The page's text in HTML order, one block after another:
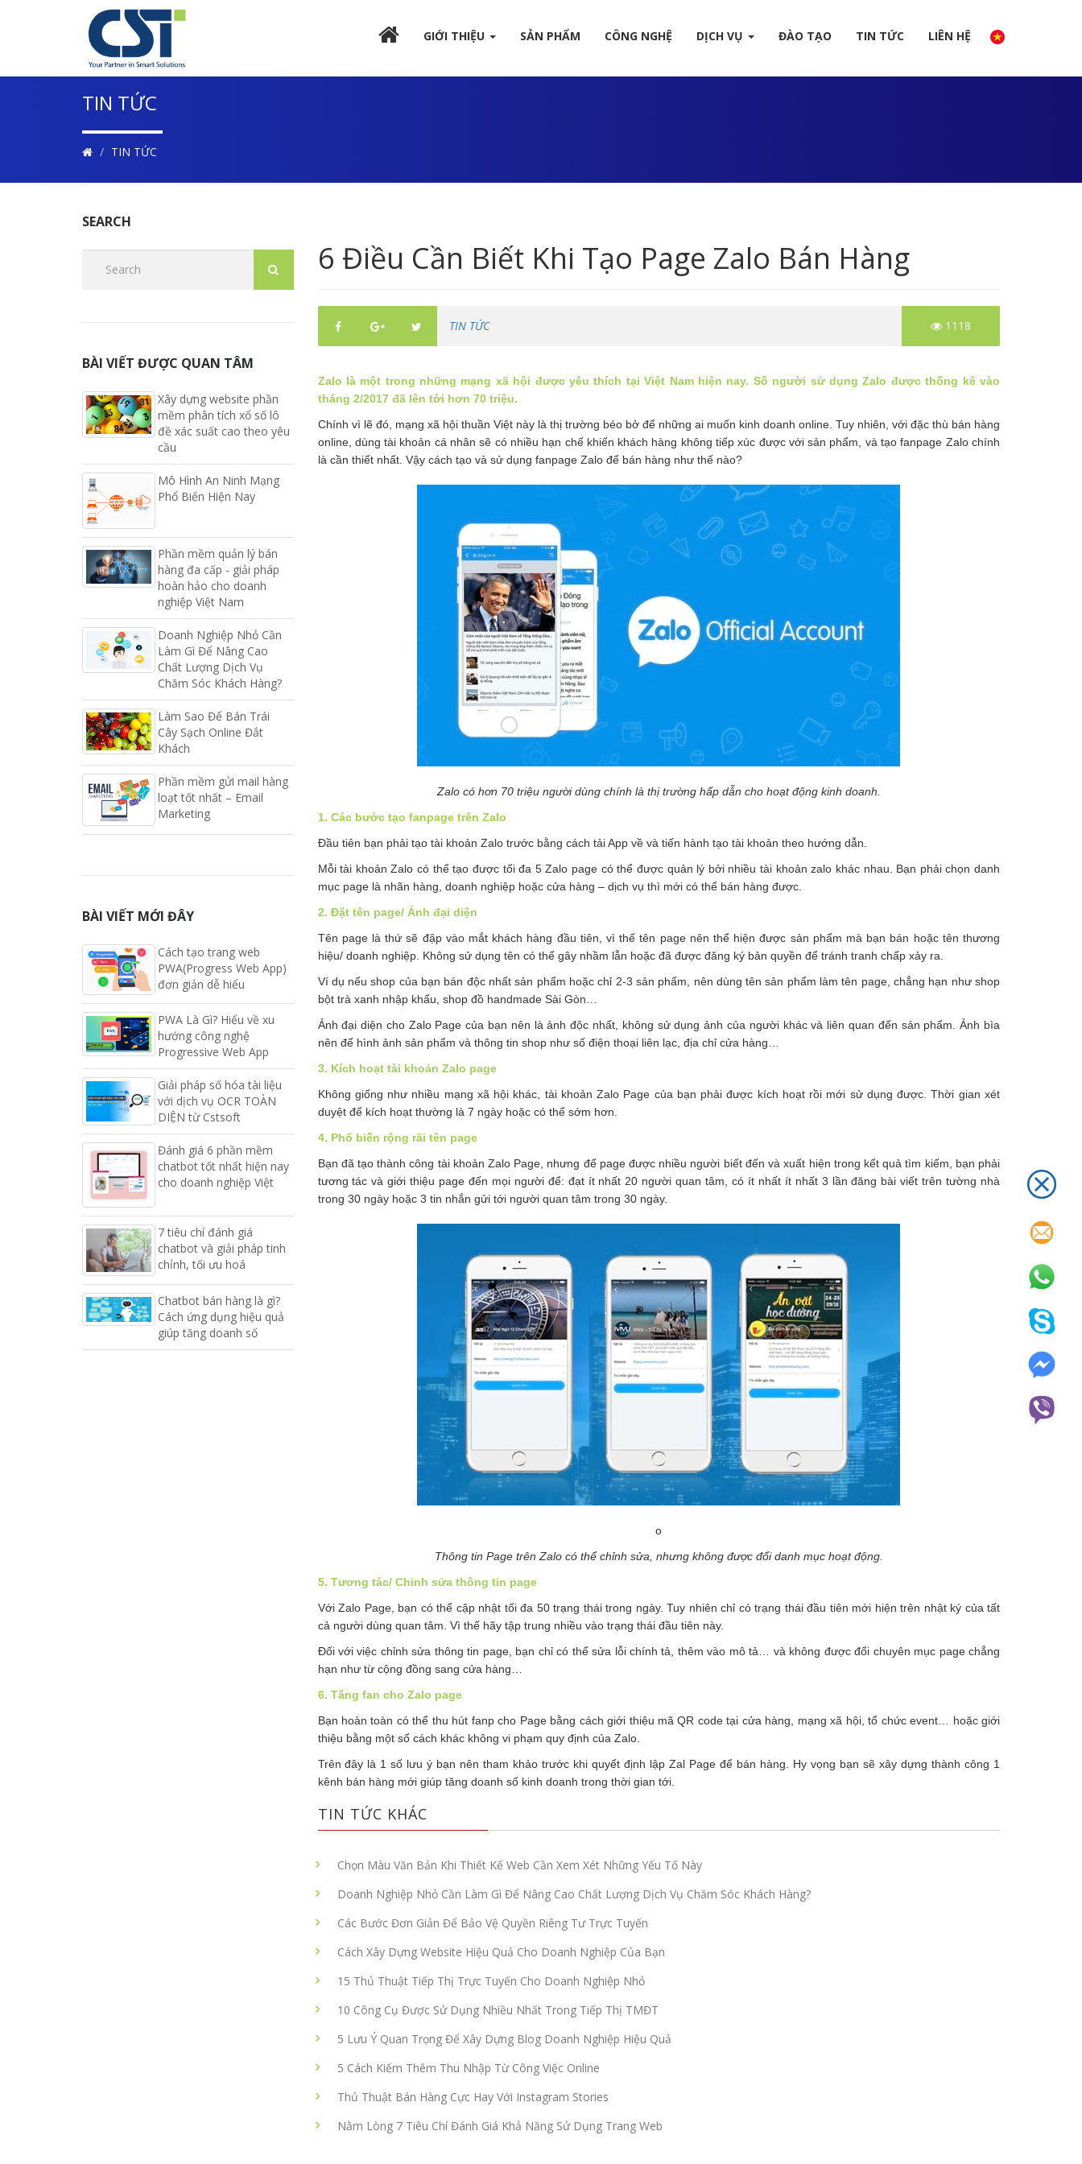
GIỚI THIỆU SẢN PHẨM CÔNG NGHỆ DỊCH VỤ ĐÀO TẠO TIN TỨC LIÊN HỆ
TIN TỨC
TIN TỨC
6 Điều Cần Biết Khi Tạo Page Zalo Bán Hàng
TIN TỨC 1118
Zalo là một trong những mạng xã hội được yêu thích tại Việt Nam hiện nay. Số người sử dụng Zalo được thống kê vào
tháng 2/2017 đã lên tới hơn 70 triệu.
Chính vì lẽ đó, mạng xã hội thuần Việt này là thị trường béo bở để những ai muốn kinh doanh online. Tuy nhiên, với đặc thù bán hàng
online, dùng tài khoản cá nhân sẽ có nhiều hạn chế khiến khách hàng không tiếp xúc được với sản phẩm, và tạo fanpage Zalo chính
là cần thiết nhất. Vậy cách tạo và sử dụng fanpage Zalo để bán hàng như thế nào?
Zalo có hơn 70 triệu người dùng chính là thị trường hấp dẫn cho hoạt động kinh doanh.
1. Các bước tạo fanpage trên Zalo
Đầu tiên bạn phải tạo tài khoản Zalo trước bằng cách tải App về và tiến hành tạo tài khoản theo hướng dẫn.
Mỗi tài khoản Zalo có thể tạo được tối đa 5 Zalo page có thể được quản lý bởi nhiều tài khoản zalo khác nhau. Bạn phải chọn danh
mục page là nhãn hàng, doanh nghiệp hoặc cửa hàng – dịch vụ thì mới có thể bán hàng được.
2. Đặt tên page/ Ảnh đại diện
Tên page là thứ sẽ đập vào mắt khách hàng đầu tiên, vì thế tên page nên thể hiện được sản phẩm mà bạn bán hoặc tên thương
hiệu/ doanh nghiệp. Không sử dụng tên có thể gây nhầm lẫn hoặc đã được đăng ký bản quyền để tránh tranh chấp xảy ra.
Ví dụ nếu shop của bạn bán độc nhất sản phẩm hoặc chỉ 2-3 sản phẩm, nên dùng tên sản phẩm làm tên page, chẳng hạn như shop
bột trà xanh nhập khẩu, shop đồ handmade Sài Gòn…
Ảnh đại diện cho Zalo Page của bạn nên là ảnh độc nhất, không sử dụng ảnh của người khác và liên quan đến sản phẩm. Ảnh bìa
nên để hình ảnh sản phẩm và thông tin shop như số điện thoại liên lạc, địa chỉ cửa hàng…
3. Kích hoạt tài khoản Zalo page
Không giống như nhiều mạng xã hội khác, tài khoản Zalo Page của bạn phải được kích hoạt rồi mới sử dụng được. Thời gian xét
duyệt để kích hoạt thường là 7 ngày hoặc có thể sớm hơn.
4. Phổ biến rộng rãi tên page
Bạn đã tạo thành công tài khoản Zalo Page, nhưng để page được nhiều người biết đến và xuất hiện trong kết quả tìm kiếm, bạn phải
tương tác và giới thiệu page đến mọi người để: đạt ít nhất 20 người quan tâm, có ít nhất ít nhất 3 lần đăng bài viết trên tường nhà
trong 30 ngày hoặc 3 tin nhắn gửi tới người quan tâm trong 30 ngày.
o
Thông tin Page trên Zalo có thể chỉnh sửa, nhưng không được đổi danh mục hoạt động.
5. Tương tác/ Chỉnh sửa thông tin page
Với Zalo Page, bạn có thể cập nhật tối đa 50 trạng thái trong ngày. Tuy nhiên chỉ có trạng thái đầu tiên mới hiện trên nhật ký của tất
cả người dùng quan tâm. Vì thế hãy tập trung nhiều vào trạng thái đầu tiên này.
Đối với việc chỉnh sửa thông tin page, bạn chỉ có thể sửa lỗi chính tả, thêm vào mô tả… và không được đổi chuyên mục page chẳng
hạn như từ cộng đồng sang cửa hàng…
6. Tăng fan cho Zalo page
Bạn hoàn toàn có thể thu hút fanp cho Page bằng cách giới thiệu mã QR code tại cửa hàng, mạng xã hội, tổ chức event… hoặc giới
thiệu bằng một số cách khác không vi phạm quy định của Zalo.
Trên đây là 1 số lưu ý bạn nên tham khảo trước khi quyết định lập Zal Page để bán hàng. Hy vọng bạn sẽ xây dựng thành công 1
kênh bán hàng mới giúp tăng doanh số kinh doanh trong thời gian tới.
TIN TỨC KHÁC
Chọn Màu Văn Bản Khi Thiết Kế Web Cần Xem Xét Những Yếu Tố Này
Doanh Nghiệp Nhỏ Cần Làm Gì Để Nâng Cao Chất Lượng Dịch Vụ Chăm Sóc Khách Hàng?
Các Bước Đơn Giản Để Bảo Vệ Quyền Riêng Tư Trực Tuyến
Cách Xây Dựng Website Hiệu Quả Cho Doanh Nghiệp Của Bạn
15 Thủ Thuật Tiếp Thị Trực Tuyến Cho Doanh Nghiệp Nhỏ
10 Công Cụ Được Sử Dụng Nhiều Nhất Trong Tiếp Thị TMĐT
5 Lưu Ý Quan Trọng Để Xây Dựng Blog Doanh Nghiệp Hiệu Quả
5 Cách Kiếm Thêm Thu Nhập Từ Công Việc Online
Thủ Thuật Bán Hàng Cực Hay Với Instagram Stories
Nằm Lòng 7 Tiêu Chí Đánh Giá Khả Năng Sử Dụng Trang Web
SEARCH
BÀI VIẾT ĐƯỢC QUAN TÂM
Xây dựng website phần
mềm phân tích xổ số lô
đề xác suất cao theo yêu
cầu
Mô Hình An Ninh Mạng
Phổ Biến Hiện Nay
Phần mềm quản lý bán
hàng đa cấp - giải pháp
hoàn hảo cho doanh
nghiệp Việt Nam
Doanh Nghiệp Nhỏ Cần
Làm Gì Để Nâng Cao
Chất Lượng Dịch Vụ
Chăm Sóc Khách Hàng?
Làm Sao Để Bán Trái
Cây Sạch Online Đắt
Khách
Phần mềm gửi mail hàng
loạt tốt nhất – Email
Marketing
BÀI VIẾT MỚI ĐÂY
Cách tạo trang web
PWA(Progress Web App)
đơn giản dễ hiểu
PWA Là Gì? Hiểu về xu
hướng công nghệ
Progressive Web App
Giải pháp số hóa tài liệu
với dịch vụ OCR TOÀN
DIỆN từ Cstsoft
Đánh giá 6 phần mềm
chatbot tốt nhất hiện nay
cho doanh nghiệp Việt
7 tiêu chí đánh giá
chatbot và giải pháp tinh
chỉnh, tối ưu hoá
Chatbot bán hàng là gì?
Cách ứng dụng hiệu quả
giúp tăng doanh số